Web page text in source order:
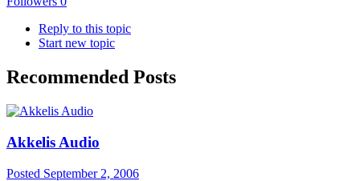
Reply to this topic
Start new topic
Recommended Posts
Akkelis Audio
Posted September 2, 2006